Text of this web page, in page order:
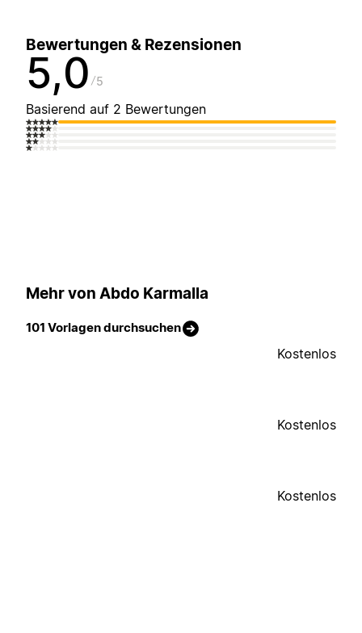
Bewertungen & Rezensionen
5,0 5
Basierend auf 2 Bewertungen
Mehr von Abdo Karmalla
101 Vorlagen durchsuchen
Kostenlos
Kostenlos
Kostenlos